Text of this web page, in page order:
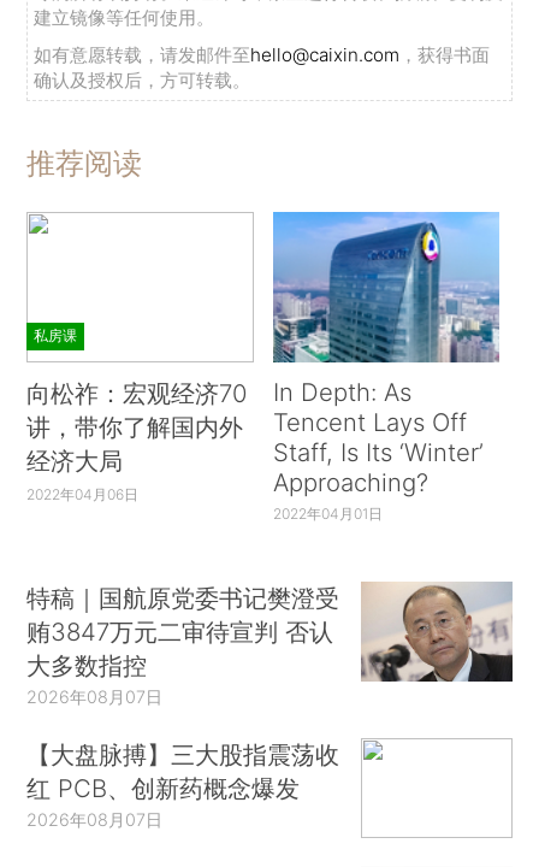
建立镜像等任何使用。
如有意愿转载，请发邮件至hello@caixin.com ，获得书面
确认及授权后，方可转载。
推荐阅读
私房课
向松祚：宏观经济70
讲，带你了解国内外
经济大局
2022年04月06日
In Depth: As
Tencent Lays Off
Staff, Is Its ‘Winter’
Approaching?
2022年04月01日
特稿｜国航原党委书记樊澄受
贿3847万元二审待宣判 否认
大多数指控
2026年08月07日
【大盘脉搏】三大股指震荡收
红 PCB、创新药概念爆发
2026年08月07日